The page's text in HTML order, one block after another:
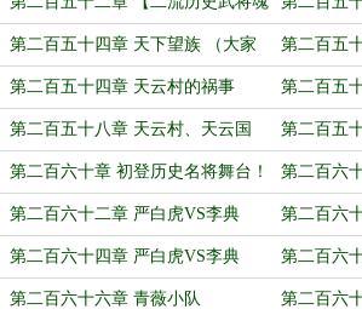
符】
第二百五十四章 天下望族 （大家
中秋节快乐！）
第二百五
第二百五十四章 天云村的祸事 第二百五
第二百五十八章 天云村、天云国 第二百五
烹
第二百六十章 初登历史名将舞台！ 第二百六
第二百六十二章 严白虎VS李典
（上）
第二百六
第二百六十四章 严白虎VS李典
（下）
第二百六
第二百六十六章 青薇小队 第二百六